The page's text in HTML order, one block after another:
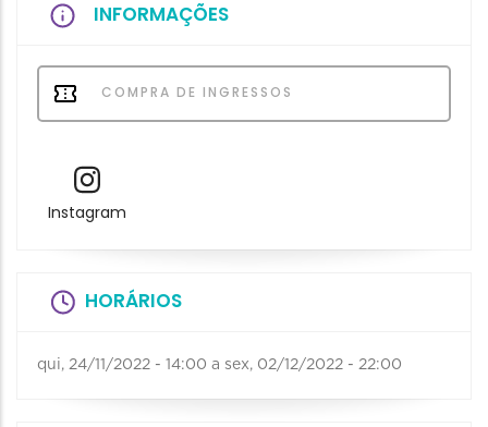
INFORMAÇÕES
COMPRA DE INGRESSOS
Instagram
HORÁRIOS
qui, 24/11/2022 - 14:00 a sex, 02/12/2022 - 22:00